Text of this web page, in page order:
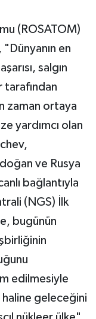
(ROSATOM)
en
salgın
tarafından
zaman ortaya
yardımcı olan
ve Rusya
bağlantıyla
(NGS) İlk
bugünün
edilmesiyle
geleceğini